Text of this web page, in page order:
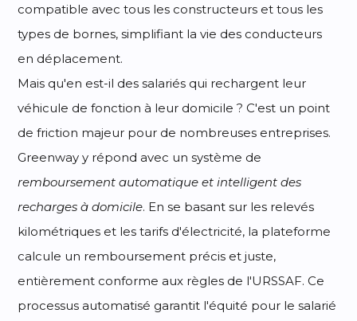
compatible avec tous les constructeurs et tous les
types de bornes, simplifiant la vie des conducteurs
en déplacement.
Mais qu'en est-il des salariés qui rechargent leur
véhicule de fonction à leur domicile ? C'est un point
de friction majeur pour de nombreuses entreprises.
Greenway y répond avec un système de
remboursement automatique et intelligent des
recharges à domicile. En se basant sur les relevés
kilométriques et les tarifs d'électricité, la plateforme
calcule un remboursement précis et juste,
entièrement conforme aux règles de l'URSSAF. Ce
processus automatisé garantit l'équité pour le salarié